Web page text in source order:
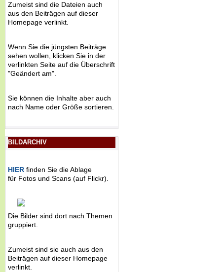
Zumeist sind die Dateien auch
aus den Beiträgen auf dieser
Homepage verlinkt.
Wenn Sie die jüngsten Beiträge
sehen wollen, klicken Sie in der
verlinkten Seite auf die Überschrift
"Geändert am".
Sie können die Inhalte aber auch
nach Name oder Größe sortieren.
BILDARCHIV
HIER finden Sie die Ablage
für Fotos und Scans (auf Flickr).
Die Bilder sind dort nach Themen
gruppiert.
Zumeist sind sie auch aus den
Beiträgen auf dieser Homepage
verlinkt.